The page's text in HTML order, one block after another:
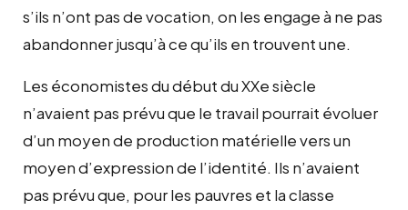
s’ils n’ont pas de vocation, on les engage à ne pas
abandonner jusqu’à ce qu’ils en trouvent une.
Les économistes du début du XXe siècle
n’avaient pas prévu que le travail pourrait évoluer
d’un moyen de production matérielle vers un
moyen d’expression de l’identité. Ils n’avaient
pas prévu que, pour les pauvres et la classe